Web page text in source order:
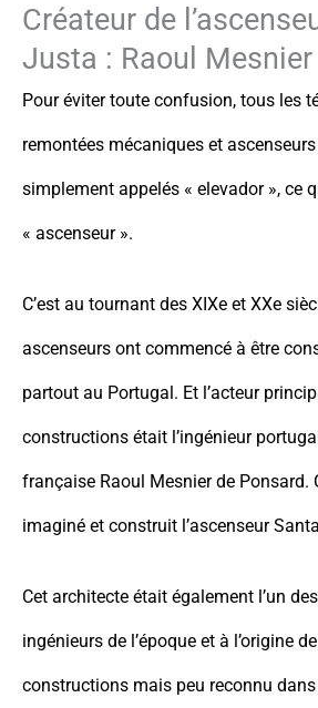
Créateur de
Justa : Raoul Mesnier
Pour éviter toute confusion, tous les
remontées mécaniques et
simplement appelés « elevador », ce
« ascenseur ».
C’est au tournant des XIXe et XXe
ascenseurs ont commencé à être
partout au Portugal. Et l’acteur
constructions était l’ingénieur
française Raoul Mesnier de Ponsard.
imaginé et construit l’ascenseur
Cet architecte était également l’un
ingénieurs de l’époque et à l’origine
constructions mais peu reconnu